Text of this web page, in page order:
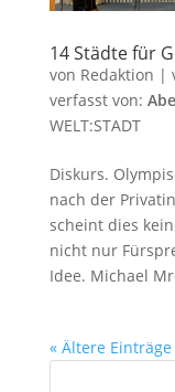
14 Städte für
von Redaktion |
verfasst von:
WELT:STADT
Diskurs.
nach der
scheint dies
nicht nur
Idee. Michael
« Ältere Einträge